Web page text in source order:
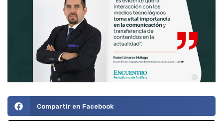
Compartir en Facebook